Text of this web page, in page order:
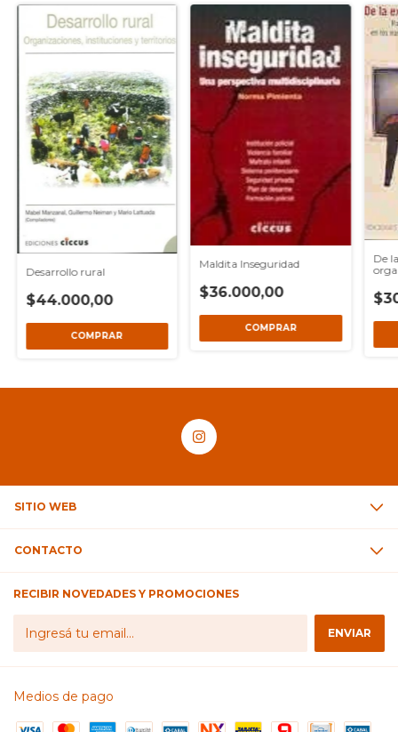
Desarrollo rural
$44.000,00
Maldita Inseguridad
$36.000,00
De
SITIO WEB
CONTACTO
RECIBIR NOVEDADES Y PROMOCIONES
Medios de pago